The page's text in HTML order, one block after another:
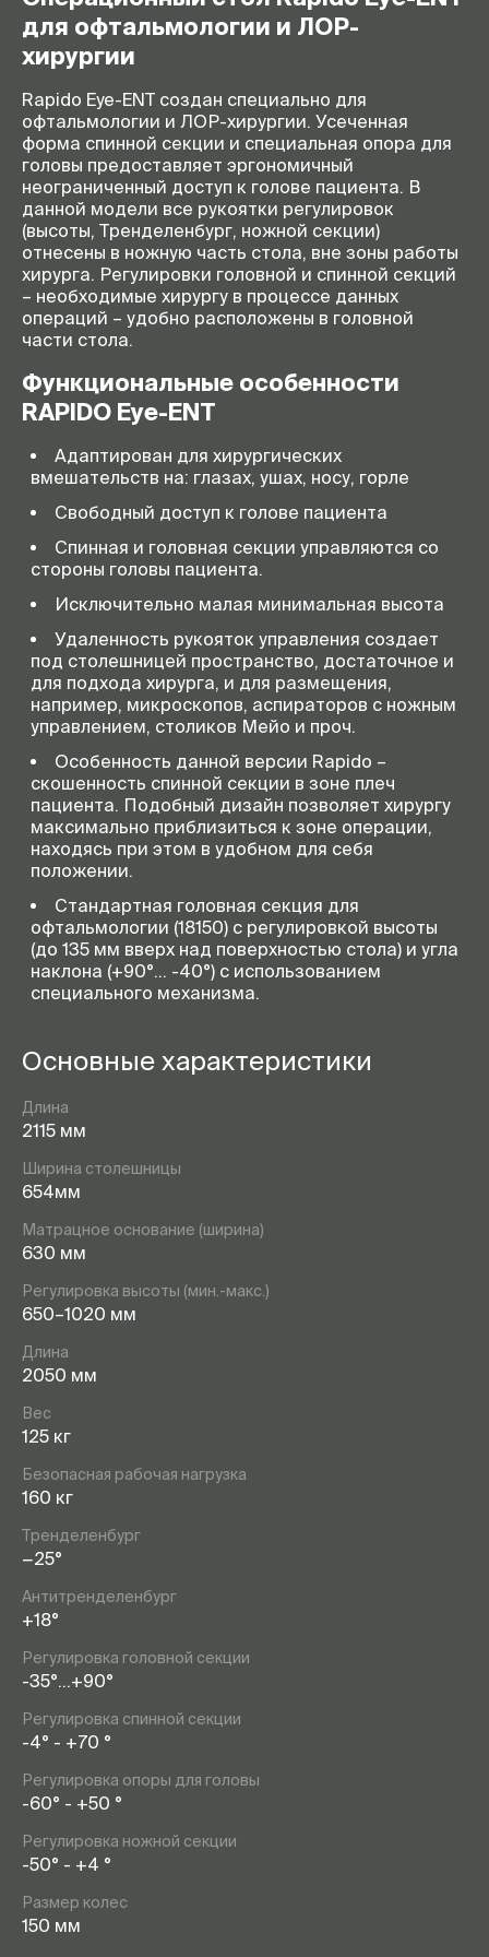
Регулировка ножной секции
-50° - +4 °
Размер колес
блокирующиеся)
Матрацное основание
(секции)
3 секции + головная секция
Матрасное снование
(ширина)
600 мм
Боковой наклон
0 - 0 °
Максимальная
грузоподъемность
250 кг
для офтальмологии и ЛОР-
хирургии
Rapido Eye-ENT создан специально для
офтальмологии и ЛОР-хирургии. Усеченная
форма спинной секции и специальная опора для
головы предоставляет эргономичный
неограниченный доступ к голове пациента. В
данной модели все рукоятки регулировок
(высоты, Тренделенбург, ножной секции)
отнесены в ножную часть стола, вне зоны работы
хирурга. Регулировки головной и спинной секций
– необходимые хирургу в процессе данных
операций – удобно расположены в головной
части стола.
Функциональные особенности
RAPIDO Eye-ENT
Адаптирован для хирургических
вмешательств на: глазах, ушах, носу, горле
Свободный доступ к голове пациента
Спинная и головная секции управляются со
стороны головы пациента.
Исключительно малая минимальная высота
Удаленность рукояток управления создает
под столешницей пространство, достаточное и
для подхода хирурга, и для размещения,
например, микроскопов, аспираторов с ножным
управлением, столиков Мейо и проч.
Особенность данной версии Rapido –
скошенность спинной секции в зоне плеч
пациента. Подобный дизайн позволяет хирургу
максимально приблизиться к зоне операции,
находясь при этом в удобном для себя
положении.
Стандартная головная секция для
офтальмологии (18150) с регулировкой высоты
(до 135 мм вверх над поверхностью стола) и угла
наклона (+90°… -40°) с использованием
специального механизма.
Основные характеристики
Длина
2115 мм
Ширина столешницы
654мм
Матрацное основание (ширина)
630 мм
Регулировка высоты (мин.-макс.)
650–1020 мм
Длина
2050 мм
Вес
125 кг
Безопасная рабочая нагрузка
160 кг
Тренделенбург
−25°
Антитренделенбург
+18°
Регулировка головной секции
-35°…+90°
Регулировка спинной секции
-4° - +70 °
Регулировка опоры для головы
-60° - +50 °
Регулировка ножной секции
-50° - +4 °
Размер колес
150 мм